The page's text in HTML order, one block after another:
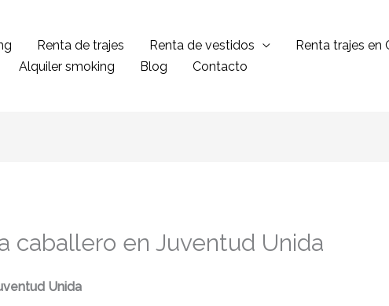
Renta de trajes Renta de vestidos Renta trajes en
Alquiler smoking Blog Contacto
caballero en Juventud Unida
Unida